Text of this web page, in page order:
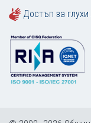
Достъп за глухи